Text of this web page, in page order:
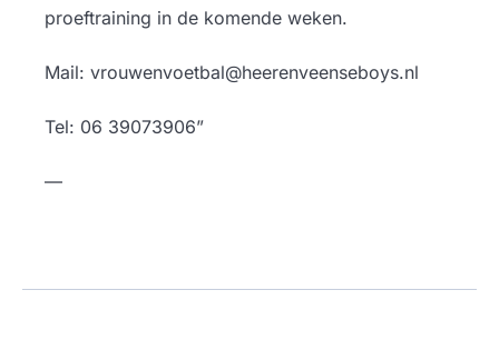
proeftraining in de komende weken.
Mail: vrouwenvoetbal@heerenveenseboys.nl
Tel: 06 39073906”
—